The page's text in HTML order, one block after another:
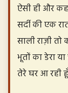
ऐसी ही और
सर्दी की एक
साली राज़ी तो
भूतों का डेरा
तेरे घर आ रही